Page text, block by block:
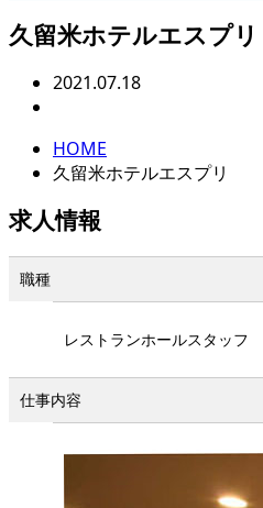
久留米ホテルエスプリ
2021.07.18
HOME
久留米ホテルエスプリ
求人情報
職種
レストランホールスタッフ
仕事内容